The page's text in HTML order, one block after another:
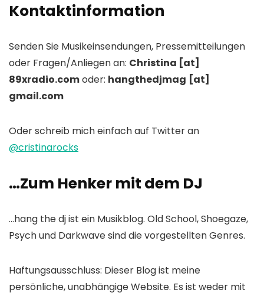
Kontaktinformation
Senden Sie Musikeinsendungen, Pressemitteilungen
oder Fragen/Anliegen an: Christina [at]
89xradio.comoder: hangthedjmag [at]
gmail.com
Oder schreib mich einfach auf Twitter an
@cristinarocks
…Zum Henker mit dem DJ
…hang the dj ist ein Musikblog. Old School, Shoegaze,
Psych und Darkwave sind die vorgestellten Genres.
Haftungsausschluss: Dieser Blog ist meine
persönliche, unabhängige Website. Es ist weder mit